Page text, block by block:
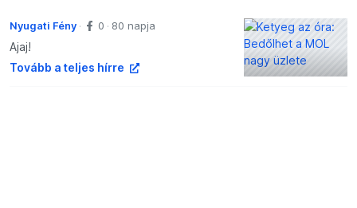
Nyugati Fény 0 80 napja
Ajaj!
Tovább a teljes hírre